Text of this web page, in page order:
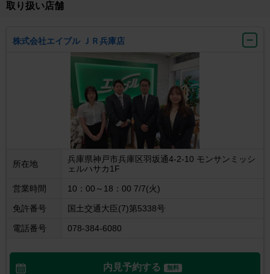
取り扱い店舗
株式会社エイブル ＪＲ兵庫店
所在地
兵庫県神戸市兵庫区羽坂通4-2-10 モンサンミッシ
ェルハサカ1F
営業時間 10：00～18：00 7/7(火)
免許番号 国土交通大臣(7)第5338号
電話番号 078-384-6080
内見予約する 無料